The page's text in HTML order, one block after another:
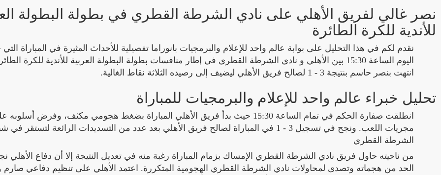
نصر غالي لفريق الأهلي على نادي الشرطة القطري في بطولة البطولة
للأندية للكرة الطائرة
نقدم لكم في هذا التحليل على بوابة عالم واحد للإعلام والبرمجيات بانوراما تفصيلية للأحداث المثيرة في المباراة
اليوم الساعة 15:30 بين الأهلي و نادي الشرطة القطري في إطار منافسات بطولة البطولة العربية للأندية للكرة
انتهت بنصر حاسم بنتيجة 3 - 1 لصالح فريق الأهلي ليضيف إلى رصيده الثلاثة نقاط الغالية.
تحليل خبراء عالم واحد للإعلام والبرمجيات للمباراة
انطلقت صفارة الحكم في تمام الساعة 15:30 حيث بدأ فريق الأهلي المباراة بضغط هجومي مكثف، وفرض أسلوبه
مجريات اللعب. ونجح في تسجيل 3 - 1 في المباراة لصالح فريق الأهلي بعد عدد من التسديدات الرائعة لتستقر
الشرطة القطري
من ناحيته حاول فريق نادي الشرطة القطري الإمساك بزمام المباراة رغبة منه في تعديل النتيجة إلا أن دفاع الأهلي
الحد من هجماته وتصدى لمحاولات نادي الشرطة القطري الهجومية المتكررة. اعتمد الأهلي على تنظيم دفاعي صارم